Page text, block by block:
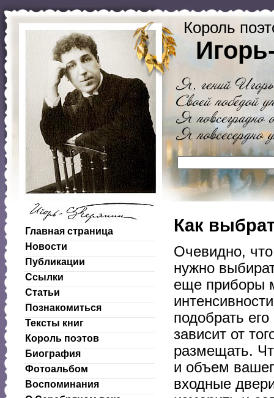
Король
Главная страница
Новости
Публикации
Ссылки
Статьи
Познакомиться
Тексты книг
Король поэтов
Биография
Фотоальбом
Воспоминания
Как
Очевидно,
нужно
еще приборы
подобрать
зависит от
размещать.
и объем
входные